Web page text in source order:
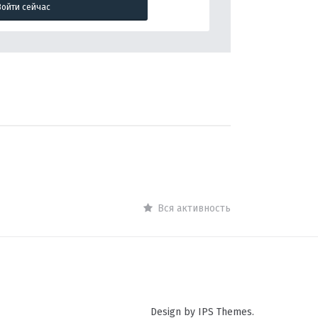
сейчас
Вся активность
Design by IPS Themes.